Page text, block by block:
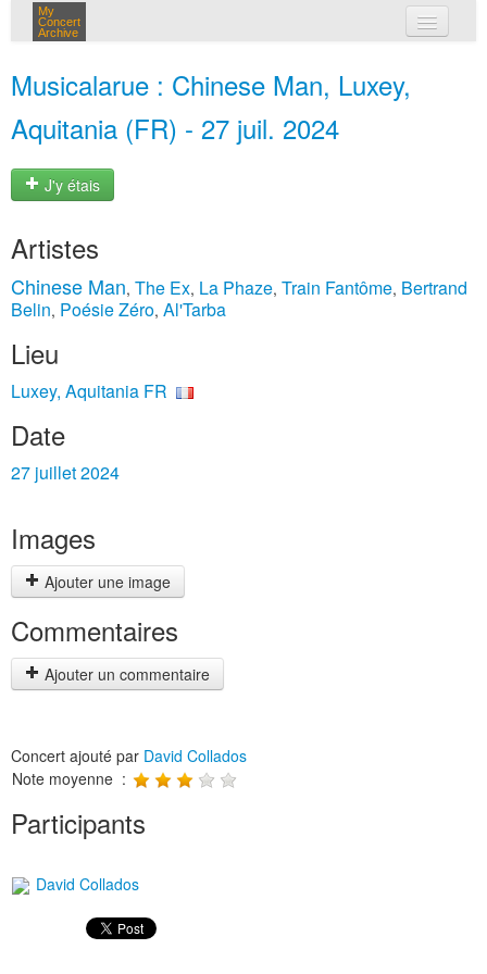
My
Concert
Archive
Musicalarue : Chinese Man, Luxey,
Aquitania (FR) - 27 juil. 2024
J'y étais
Artistes
Chinese Man, The Ex, La Phaze, Train Fantôme, Bertrand
Belin, Poésie Zéro, Al'Tarba
Lieu
Luxey, Aquitania FR
Date
27 juillet 2024
Images
Ajouter une image
Commentaires
Ajouter un commentaire
Concert ajouté par David Collados
Note moyenne :
Participants
David Collados